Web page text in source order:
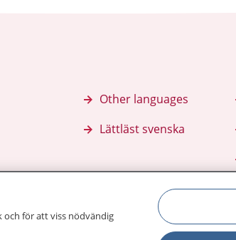
Other languages
Lättläst svenska
och för att viss nödvändig